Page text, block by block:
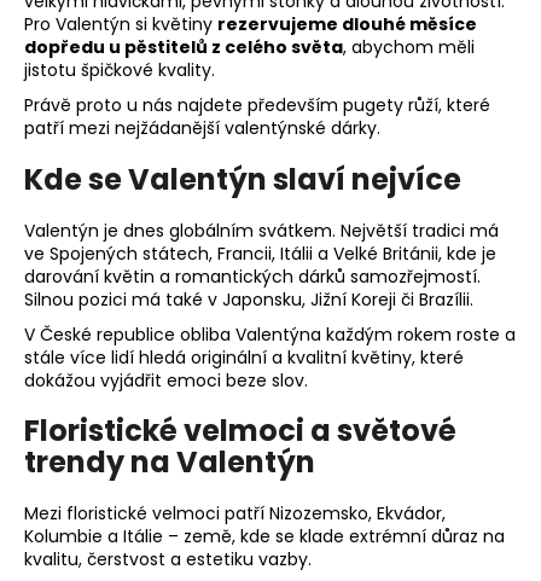
Pro Valentýn si květiny rezervujeme dlouhé měsíce
dopředu u pěstitelů z celého světa, abychom měli
jistotu špičkové kvality.
Právě proto u nás najdete především pugety růží, které
patří mezi nejžádanější valentýnské dárky.
Kde se Valentýn slaví nejvíce
Valentýn je dnes globálním svátkem. Největší tradici má
ve Spojených státech, Francii, Itálii a Velké Británii, kde je
darování květin a romantických dárků samozřejmostí.
Silnou pozici má také v Japonsku, Jižní Koreji či Brazílii.
V České republice obliba Valentýna každým rokem roste a
stále více lidí hledá originální a kvalitní květiny, které
dokážou vyjádřit emoci beze slov.
Floristické velmoci a světové
trendy na Valentýn
Mezi floristické velmoci patří Nizozemsko, Ekvádor,
Kolumbie a Itálie – země, kde se klade extrémní důraz na
kvalitu, čerstvost a estetiku vazby.